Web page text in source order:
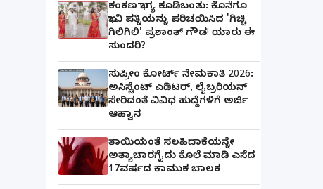
ಕಂಕಣ ಭಾಗ್ಯ ಕೂಡಿಬಂತು: ಕೊನೆಗೂ
ಭಾವಿ ಪತ್ನಿಯನ್ನು ಪರಿಚಯಿಸಿದ 'ಗಿಚ್ಚಿ
ಗಿಲಿಗಿಲಿ' ಪ್ರಶಾಂತ್ ಗೌಡ! ಯಾರು ಈ
ಸುಂದರಿ?
ಸುಪ್ರೀಂ ಕೋರ್ಟ್ ನೇಮಕಾತಿ 2026:
ಅಸಿಸ್ಟೆಂಟ್ ಎಡಿಟರ್, ಲೈಬ್ರರಿಯನ್
ಸೇರಿದಂತೆ ವಿವಿಧ ಹುದ್ದೆಗಳಿಗೆ ಅರ್ಜಿ
ಆಹ್ವಾನ
ತಾಯಿಯಂತೆ ಸಲಹಿದಾಕೆಯನ್ನೇ
ಅತ್ಯಾಚಾರಗೈದು ಕೊಲೆ ಮಾಡಿ ಎಸೆದ
17ವರ್ಷದ ಕಾಮುಕ ಬಾಲಕ